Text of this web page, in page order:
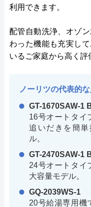
利用できます。
配管自動洗浄、オゾ
わった機能も充実し
いるご家庭から高く評
ノーリツの代表的
GT-1670SAW-1
16号オートタイ
追いだきを簡
ル。
GT-2470SAW-1
24号オートタイ
大容量モデル。
GQ-2039WS-1
20号給湯専用機